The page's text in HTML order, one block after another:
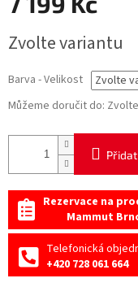
cena:
Zvolte variantu
Barva - Velikost
Můžeme doručit do:
Rezervace na
Mammut
Telefonická
+420 728 061 664